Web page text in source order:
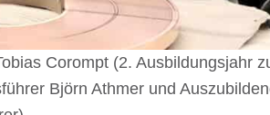
Corompt (2. Ausbil­dungs­jahr
Björn Athmer und